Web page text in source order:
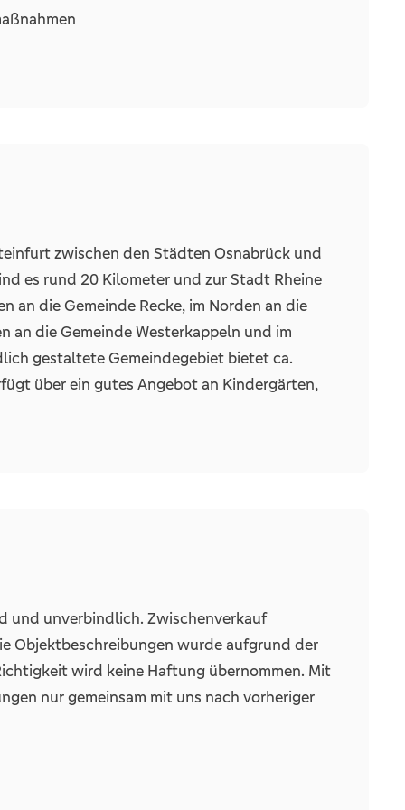
sorgt für einen angenehmen
Der Spitzboden ist über eine
lädt zum Verweilen oder einem
das Gesamtkonzept harmonisch ab.
Grundstück und ein flexibles
für unterschiedlichste Wohn- und
bei einer persönlichen Besichtigung.
Spitzboden
Garten
zwischen den Städten Osnabrück und
es rund 20 Kilometer und zur Stadt Rheine
an die Gemeinde Recke, im Norden an die
an die Gemeinde Westerkappeln und im
gestaltete Gemeindegebiet bietet ca.
über ein gutes Angebot an Kindergärten,
und Lebensmittelgeschäfte.
und unverbindlich. Zwischenverkauf
Objektbeschreibungen wurde aufgrund der
wird keine Haftung übernommen. Mit
nur gemeinsam mit uns nach vorheriger
Daher bitten